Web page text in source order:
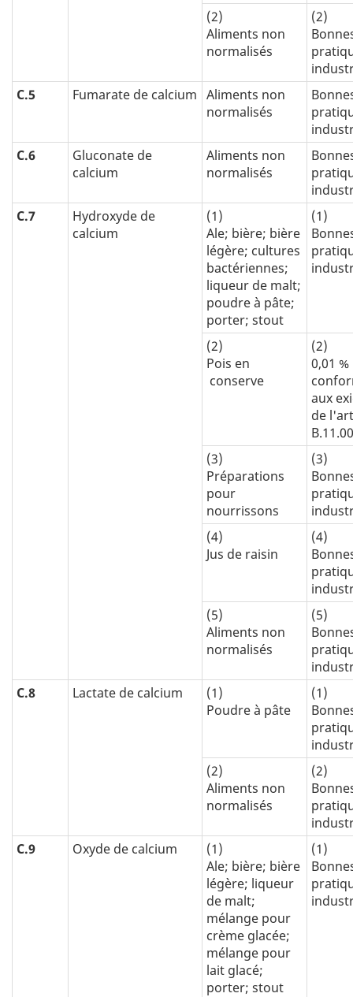
(2)
Aliments non
normalisés
(2)
C.5
Fumarate de calcium Aliments non
normalisés
C.6
Gluconate de
calcium
Aliments non
normalisés
C.7
Hydroxyde de
calcium
(1)
Ale; bière; bière
légère; cultures
bactériennes;
liqueur de malt;
poudre à pâte;
porter; stout
(1)
(2)
Pois en
conserve
(2)
0,01 %
aux
de
(3)
Préparations
pour
nourrissons
(3)
(4)
Jus de raisin
(4)
(5)
Aliments non
normalisés
(5)
C.8
Lactate de calcium
(1)
Poudre à pâte
(1)
(2)
Aliments non
normalisés
(2)
C.9
Oxyde de calcium
(1)
Ale; bière; bière
légère; liqueur
de malt;
mélange pour
crème glacée;
mélange pour
lait glacé;
porter; stout
(1)